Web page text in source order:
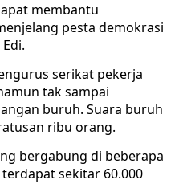
membantu
pesta demokrasi
serikat pekerja
tak sampai
buruh. Suara buruh
ribu orang.
bergabung di beberapa
sekitar 60.000